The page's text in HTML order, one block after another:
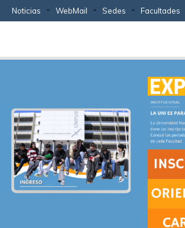
Noticias WebMail Sedes Facultades